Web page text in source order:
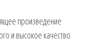
произведение
и высокое качество